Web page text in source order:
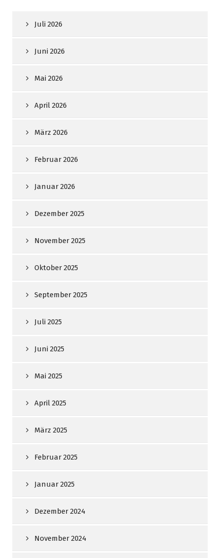
Juli 2026
Juni 2026
Mai 2026
April 2026
März 2026
Februar 2026
Januar 2026
Dezember 2025
November 2025
Oktober 2025
September 2025
Juli 2025
Juni 2025
Mai 2025
April 2025
März 2025
Februar 2025
Januar 2025
Dezember 2024
November 2024